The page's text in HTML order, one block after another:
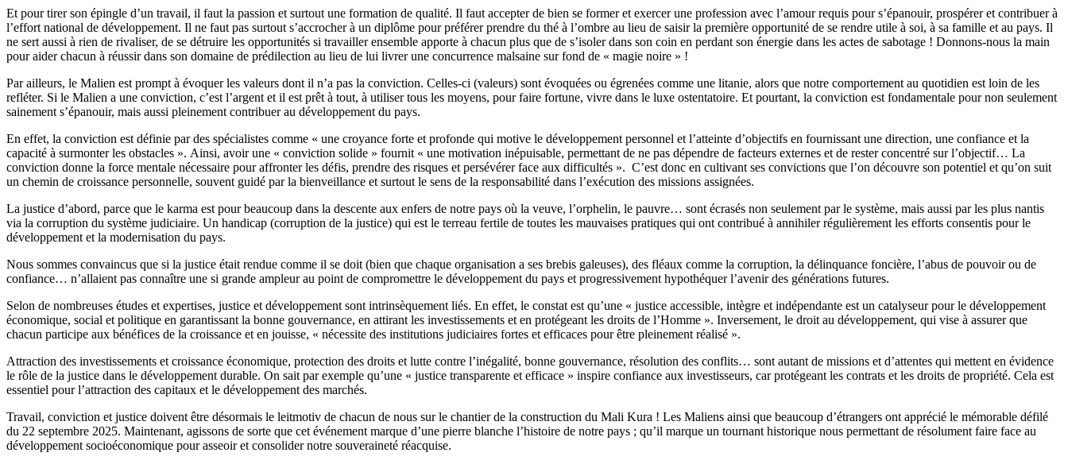
Et pour tirer son épingle d’un travail, il faut la passion et surtout une formation de qualité. Il faut accepter de bien se former et exercer une profession avec l’amour requis pour s’épanouir, prospérer et contribuer à
l’effort national de développement. Il ne faut pas surtout s’accrocher à un diplôme pour préférer prendre du thé à l’ombre au lieu de saisir la première opportunité de se rendre utile à soi, à sa famille et au pays. Il
ne sert aussi à rien de rivaliser, de se détruire les opportunités si travailler ensemble apporte à chacun plus que de s’isoler dans son coin en perdant son énergie dans les actes de sabotage ! Donnons-nous la main
pour aider chacun à réussir dans son domaine de prédilection au lieu de lui livrer une concurrence malsaine sur fond de « magie noire » !
Par ailleurs, le Malien est prompt à évoquer les valeurs dont il n’a pas la conviction. Celles-ci (valeurs) sont évoquées ou égrenées comme une litanie, alors que notre comportement au quotidien est loin de les
refléter. Si le Malien a une conviction, c’est l’argent et il est prêt à tout, à utiliser tous les moyens, pour faire fortune, vivre dans le luxe ostentatoire. Et pourtant, la conviction est fondamentale pour non seulement
sainement s’épanouir, mais aussi pleinement contribuer au développement du pays.
En effet, la conviction est définie par des spécialistes comme « une croyance forte et profonde qui motive le développement personnel et l’atteinte d’objectifs en fournissant une direction, une confiance et la
capacité à surmonter les obstacles ». Ainsi, avoir une « conviction solide » fournit « une motivation inépuisable, permettant de ne pas dépendre de facteurs externes et de rester concentré sur l’objectif… La
conviction donne la force mentale nécessaire pour affronter les défis, prendre des risques et persévérer face aux difficultés ». C’est donc en cultivant ses convictions que l’on découvre son potentiel et qu’on suit
un chemin de croissance personnelle, souvent guidé par la bienveillance et surtout le sens de la responsabilité dans l’exécution des missions assignées.
La justice d’abord, parce que le karma est pour beaucoup dans la descente aux enfers de notre pays où la veuve, l’orphelin, le pauvre… sont écrasés non seulement par le système, mais aussi par les plus nantis
via la corruption du système judiciaire. Un handicap (corruption de la justice) qui est le terreau fertile de toutes les mauvaises pratiques qui ont contribué à annihiler régulièrement les efforts consentis pour le
développement et la modernisation du pays.
Nous sommes convaincus que si la justice était rendue comme il se doit (bien que chaque organisation a ses brebis galeuses), des fléaux comme la corruption, la délinquance foncière, l’abus de pouvoir ou de
confiance… n’allaient pas connaître une si grande ampleur au point de compromettre le développement du pays et progressivement hypothéquer l’avenir des générations futures.
Selon de nombreuses études et expertises, justice et développement sont intrinsèquement liés. En effet, le constat est qu’une « justice accessible, intègre et indépendante est un catalyseur pour le développement
économique, social et politique en garantissant la bonne gouvernance, en attirant les investissements et en protégeant les droits de l’Homme ». Inversement, le droit au développement, qui vise à assurer que
chacun participe aux bénéfices de la croissance et en jouisse, « nécessite des institutions judiciaires fortes et efficaces pour être pleinement réalisé ».
Attraction des investissements et croissance économique, protection des droits et lutte contre l’inégalité, bonne gouvernance, résolution des conflits… sont autant de missions et d’attentes qui mettent en évidence
le rôle de la justice dans le développement durable. On sait par exemple qu’une « justice transparente et efficace » inspire confiance aux investisseurs, car protégeant les contrats et les droits de propriété. Cela est
essentiel pour l’attraction des capitaux et le développement des marchés.
Travail, conviction et justice doivent être désormais le leitmotiv de chacun de nous sur le chantier de la construction du Mali Kura ! Les Maliens ainsi que beaucoup d’étrangers ont apprécié le mémorable défilé
du 22 septembre 2025. Maintenant, agissons de sorte que cet événement marque d’une pierre blanche l’histoire de notre pays ; qu’il marque un tournant historique nous permettant de résolument faire face au
développement socioéconomique pour asseoir et consolider notre souveraineté réacquise.